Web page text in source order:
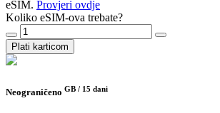
eSIM. Provjeri ovdje
Koliko eSIM-ova trebate?
Plati karticom
Neograničeno GB / 15 dani